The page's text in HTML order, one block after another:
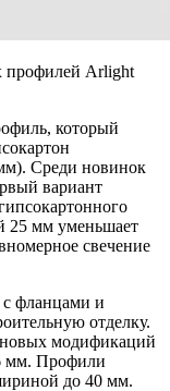
профилей Arlight
который
Среди новинок
вариант
25 мм уменьшает
свечение
фланцами и
отделку.
модификаций
мм. Профили
до 40 мм.